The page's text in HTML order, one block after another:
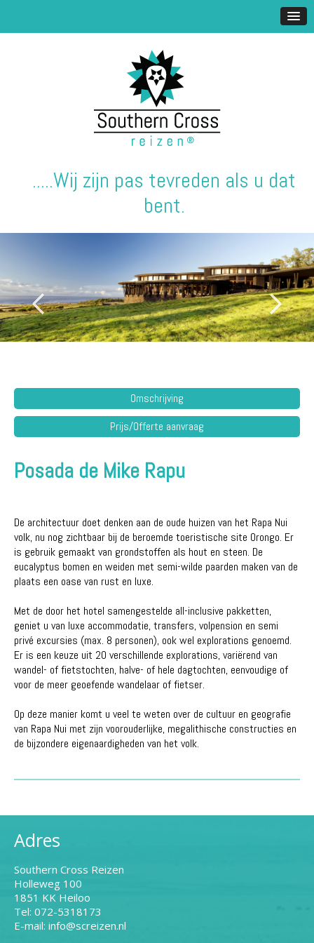
.....Wij zijn pas tevreden als u dat
bent.
Omschrijving
Prijs/Offerte aanvraag
Posada de Mike Rapu
De architectuur doet denken aan de oude huizen van het Rapa Nui
volk, nu nog zichtbaar bij de beroemde toeristische site Orongo. Er
is gebruik gemaakt van grondstoffen als hout en steen. De
eucalyptus bomen en weiden met semi-wilde paarden maken van de
plaats een oase van rust en luxe.
Met de door het hotel samengestelde all-inclusive pakketten,
geniet u van luxe accommodatie, transfers, volpension en semi
privé excursies (max. 8 personen), ook wel explorations genoemd.
Er is een keuze uit 20 verschillende explorations, variërend van
wandel- of fietstochten, halve- of hele dagtochten, eenvoudige of
voor de meer geoefende wandelaar of fietser.
Op deze manier komt u veel te weten over de cultuur en geografie
van Rapa Nui met zijn voorouderlijke, megalithische constructies en
de bijzondere eigenaardigheden van het volk.
Adres
Southern Cross Reizen
Holleweg 100
1851 KK Heiloo
Tel: 072-5318173
E-mail: info@screizen.nl